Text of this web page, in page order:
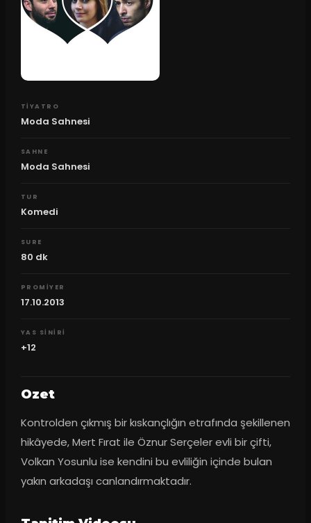
TIYATRO
Moda Sahnesi
SAHNE
Moda Sahnesi
TUR
Komedi
SURE
80 dk
PROMIYER
17.10.2013
YAS SINIRI
+12
Ozet
Kontrolden çıkmış bir kıskançlığın etrafında şekillenen
hikâyede, Mert Fırat ile Öznur Serçeler evli bir çifti,
Volkan Yosunlu ise kendini bu evliliğin içinde bulan
yakın arkadaşı canlandırmaktadır.